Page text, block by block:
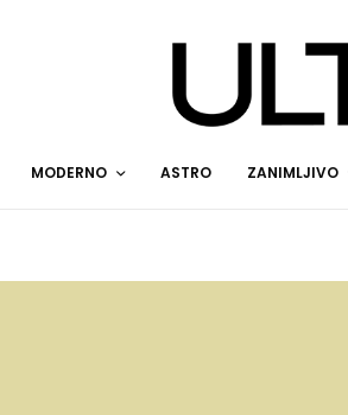
MODERNO ASTRO ZANIMLJIVO